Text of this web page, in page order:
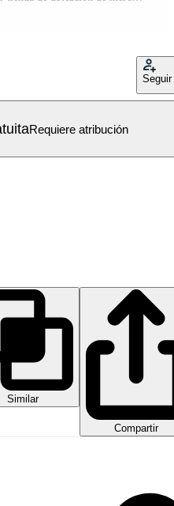
Seguir
Requiere atribución
Similar
Compartir